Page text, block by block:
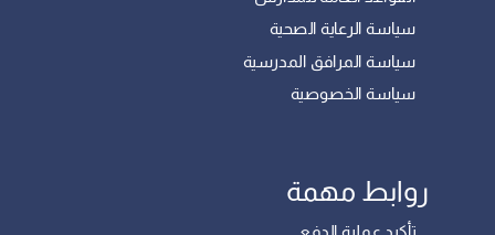
سياسة الرعاية الصحية
سياسة المرافق المدرسية
سياسة الخصوصية
روابط مهمة